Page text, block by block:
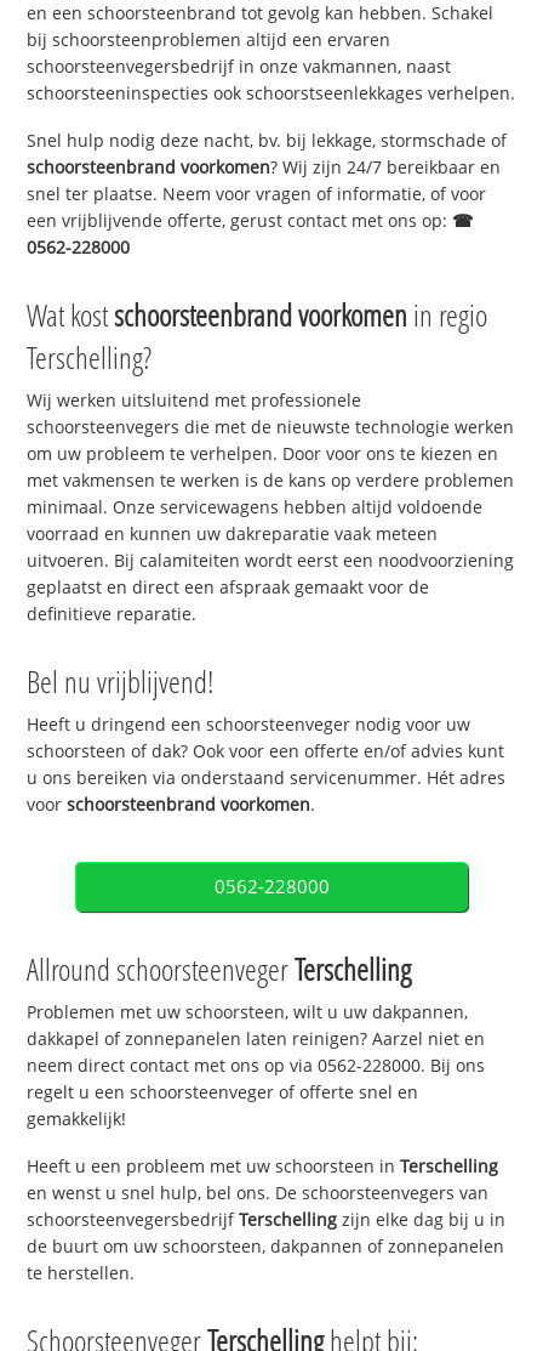
en een schoorsteenbrand tot gevolg kan hebben. Schakel
bij schoorsteenproblemen altijd een ervaren
schoorsteenvegersbedrijf in onze vakmannen, naast
schoorsteeninspecties ook schoorstseenlekkages verhelpen.
Snel hulp nodig deze nacht, bv. bij lekkage, stormschade of
schoorsteenbrand voorkomen? Wij zijn 24/7 bereikbaar en
snel ter plaatse. Neem voor vragen of informatie, of voor
een vrijblijvende offerte, gerust contact met ons op: ☎
0562-228000
Wat kostschoorsteenbrand voorkomen in regio
Terschelling?
Wij werken uitsluitend met professionele
schoorsteenvegers die met de nieuwste technologie werken
om uw probleem te verhelpen. Door voor ons te kiezen en
met vakmensen te werken is de kans op verdere problemen
minimaal. Onze servicewagens hebben altijd voldoende
voorraad en kunnen uw dakreparatie vaak meteen
uitvoeren. Bij calamiteiten wordt eerst een noodvoorziening
geplaatst en direct een afspraak gemaakt voor de
definitieve reparatie.
Bel nu vrijblijvend!
Heeft u dringend een schoorsteenveger nodig voor uw
schoorsteen of dak? Ook voor een offerte en/of advies kunt
u ons bereiken via onderstaand servicenummer. Hét adres
voorschoorsteenbrand voorkomen.
0562-228000
Allround schoorsteenvegerTerschelling
Problemen met uw schoorsteen, wilt u uw dakpannen,
dakkapel of zonnepanelen laten reinigen? Aarzel niet en
neem direct contact met ons op via 0562-228000. Bij ons
regelt u een schoorsteenveger of offerte snel en
gemakkelijk!
Heeft u een probleem met uw schoorsteen inTerschelling
en wenst u snel hulp, bel ons. De schoorsteenvegers van
schoorsteenvegersbedrijfTerschelling zijn elke dag bij u in
de buurt om uw schoorsteen, dakpannen of zonnepanelen
te herstellen.
SchoorsteenvegerTerschellinghelpt bij: